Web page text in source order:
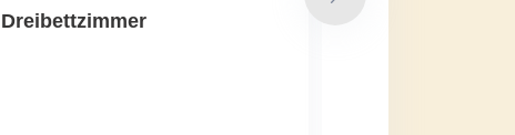
Dreibettzimmer